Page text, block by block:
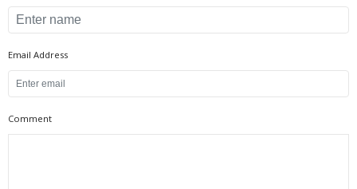
Email Address
Comment